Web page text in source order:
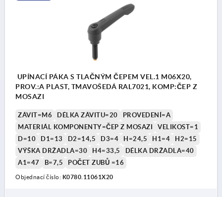
UPÍNACÍ PÁKA S TLAČNÝM ČEPEM VEL.1 M06X20,
PROV.:A PLAST, TMAVOŠEDÁ RAL7021, KOMP:ČEP Z
MOSAZI
ZÁVIT=M6 DÉLKA ZÁVITU=20
PROVEDENÍ=A
MATERIÁL KOMPONENTY=ČEP Z MOSAZI
VELIKOST=1
D=10
D1=13 D2=14,5 D3=4 H=24,5 H1=4
H2=15
VÝŠKA DRŽADLA=30
H4=33,5
DÉLKA DRŽADLA=40
A1=47
B=7,5 POČET ZUBŮ =16
Objednací číslo: K0780.11061X20